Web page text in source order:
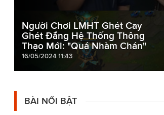
Người Chơi LMHT Ghét Cay
Ghét Đắng Hệ Thống Thông
Thạo Mới: "Quá Nhàm Chán"
16/05/2024 11:43
BÀI NỔI BẬT